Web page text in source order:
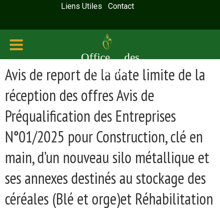
Liens Utiles Contact
Office des
céréales
Avis de report de la date limite de la
réception des offres Avis de
Préqualification des Entreprises
N°01/2025 pour Construction, clé en
main, d’un nouveau silo métallique et
ses annexes destinés au stockage des
céréales (Blé et orge)et Réhabilitation